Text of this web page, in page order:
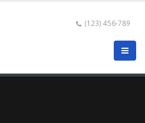
(123) 456-789